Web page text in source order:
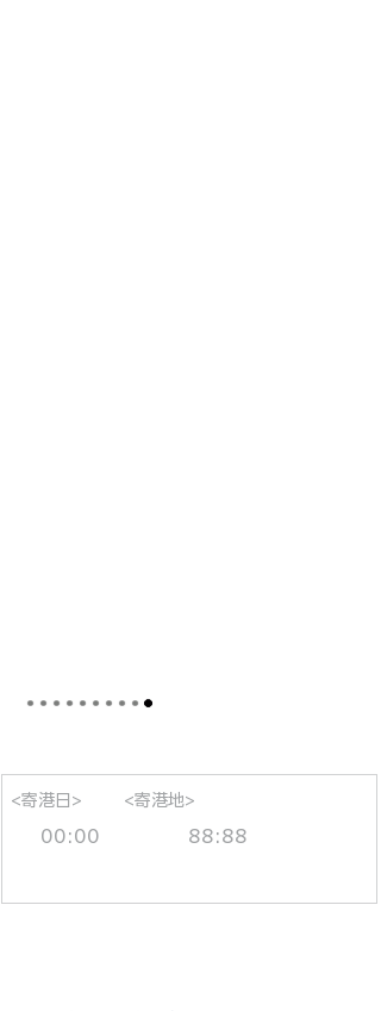
<寄港日>
00:00
<寄港地>
88:88